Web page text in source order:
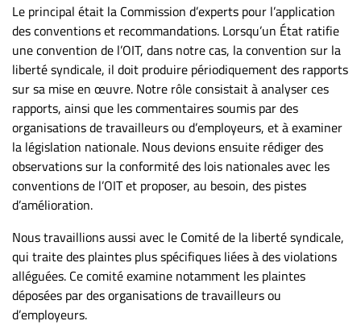
Le principal était la Commission d’experts pour l’application
des conventions et recommandations. Lorsqu’un État ratifie
une convention de l’OIT, dans notre cas, la convention sur la
liberté syndicale, il doit produire périodiquement des rapports
sur sa mise en œuvre. Notre rôle consistait à analyser ces
rapports, ainsi que les commentaires soumis par des
organisations de travailleurs ou d’employeurs, et à examiner
la législation nationale. Nous devions ensuite rédiger des
observations sur la conformité des lois nationales avec les
conventions de l’OIT et proposer, au besoin, des pistes
d’amélioration.
Nous travaillions aussi avec le Comité de la liberté syndicale,
qui traite des plaintes plus spécifiques liées à des violations
alléguées. Ce comité examine notamment les plaintes
déposées par des organisations de travailleurs ou
d’employeurs.